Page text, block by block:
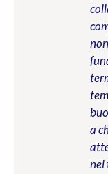
a
nel